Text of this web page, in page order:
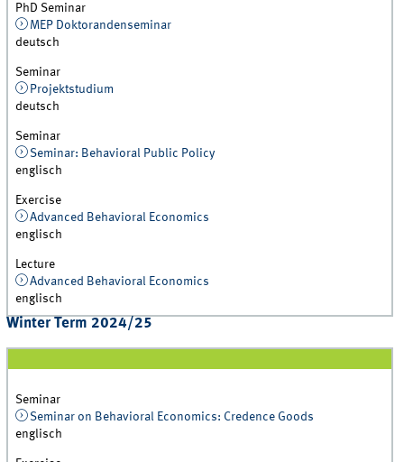
PhD Seminar
MEP Doktorandenseminar
deutsch
Seminar
Projektstudium
deutsch
Seminar
Seminar: Behavioral Public Policy
englisch
Exercise
Advanced Behavioral Economics
englisch
Lecture
Advanced Behavioral Economics
englisch
Winter Term 2024/25
Seminar
Seminar on Behavioral Economics: Credence Goods
englisch